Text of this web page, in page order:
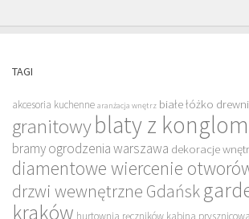
TAGI
akcesoria kuchenne aranżacja wnętrz białe łóżko
granitowyblaty z
bramy ogrodzenia warszawa dekoracje
diamentowe wiercenie
drzwi wewnętrzne Gdańsk
kraków